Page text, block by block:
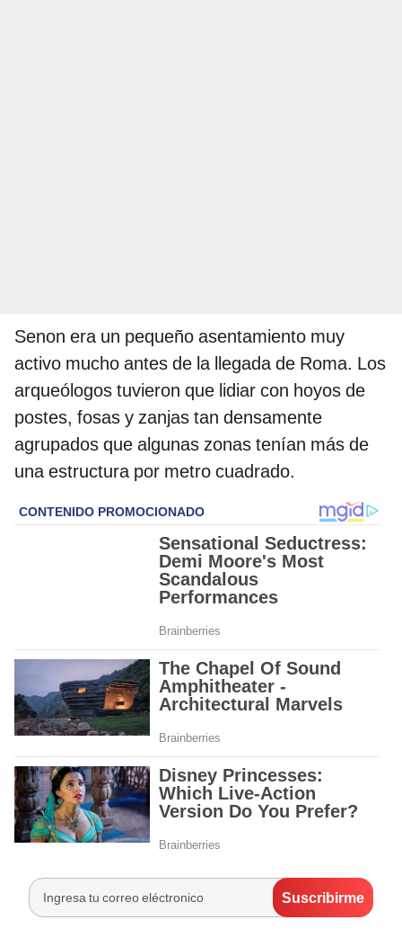
Senon era un pequeño asentamiento muy
activo mucho antes de la llegada de Roma. Los
arqueólogos tuvieron que lidiar con hoyos de
postes, fosas y zanjas tan densamente
agrupados que algunas zonas tenían más de
una estructura por metro cuadrado.